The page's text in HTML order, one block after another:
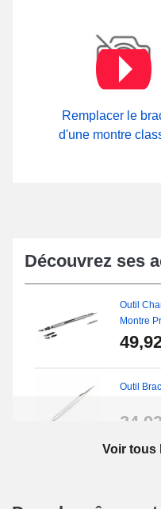
Remplacer le
d'une montre
Découvrez ses
Outil
Montre
Outil
Kit
Voir tous